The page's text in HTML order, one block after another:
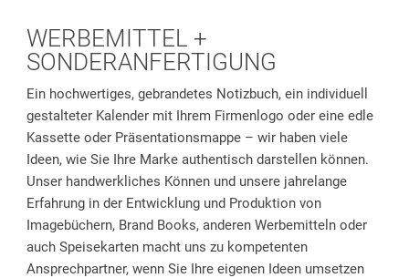
WERBEMITTEL +
SONDERANFERTIGUNG
Ein hochwertiges, gebrandetes Notizbuch, ein individuell
gestalteter Kalender mit Ihrem Firmenlogo oder eine edle
Kassette oder Präsentationsmappe – wir haben viele
Ideen, wie Sie Ihre Marke authentisch darstellen können.
Unser handwerkliches Können und unsere jahrelange
Erfahrung in der Entwicklung und Produktion von
Imagebüchern, Brand Books, anderen Werbemitteln oder
auch Speisekarten macht uns zu kompetenten
Ansprechpartner, wenn Sie Ihre eigenen Ideen umsetzen